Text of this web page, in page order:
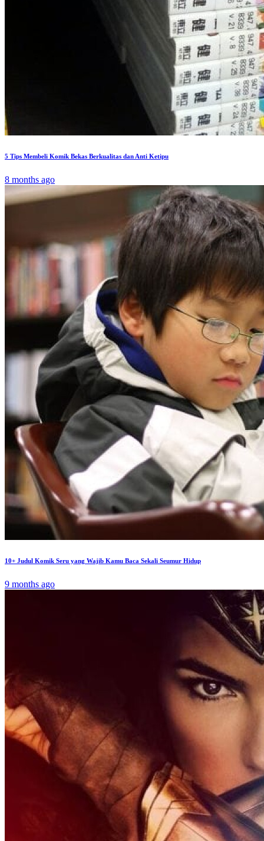
5 Tips Membeli Komik Bekas Berkualitas dan Anti Ketipu
8 months ago
10+ Judul Komik Seru yang Wajib Kamu Baca Sekali Seumur Hidup
9 months ago